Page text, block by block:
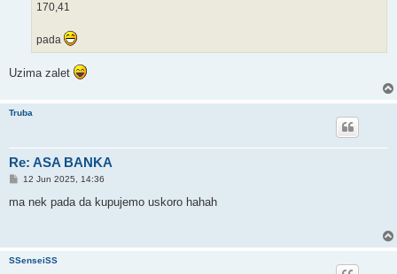
170,41
pada
Uzima zalet
Truba
Re: ASA BANKA
P
s
12 Jun 2025, 14:36
ma nek pada da kupujemo uskoro hahah
SSenseiSS